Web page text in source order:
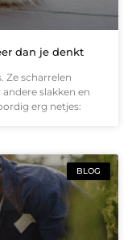
dan je denkt
Ze scharrelen
slakken en
erg netjes:
BLOG